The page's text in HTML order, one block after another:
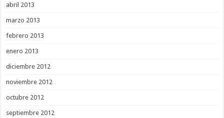
abril 2013
marzo 2013
febrero 2013
enero 2013
diciembre 2012
noviembre 2012
octubre 2012
septiembre 2012